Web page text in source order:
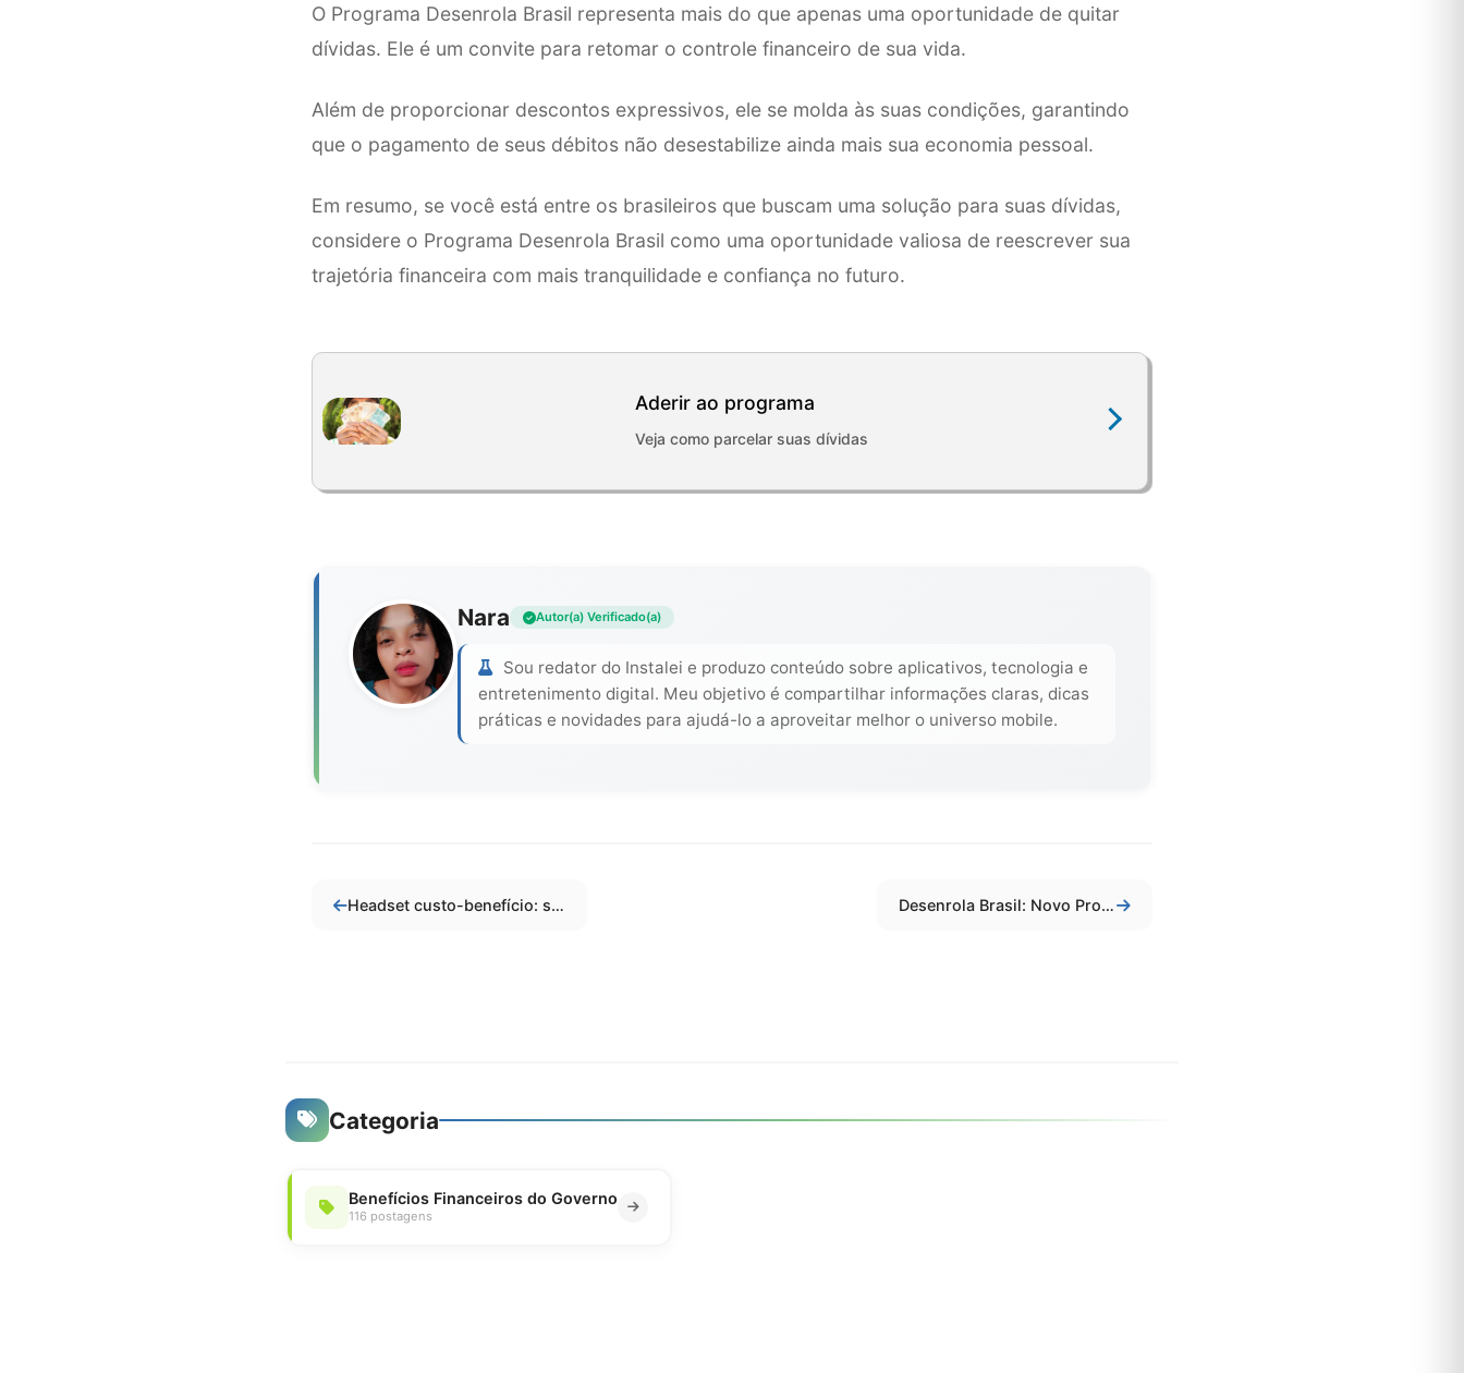
O Programa Desenrola Brasil representa mais do que apenas uma oportunidade de quitar
dívidas. Ele é um convite para retomar o controle financeiro de sua vida.
Além de proporcionar descontos expressivos, ele se molda às suas condições, garantindo
que o pagamento de seus débitos não desestabilize ainda mais sua economia pessoal.
Em resumo, se você está entre os brasileiros que buscam uma solução para suas dívidas,
considere o Programa Desenrola Brasil como uma oportunidade valiosa de reescrever sua
trajetória financeira com mais tranquilidade e confiança no futuro.
Aderir ao programa
Veja como parcelar suas dívidas
Nara Autor(a) Verificado(a)
Sou redator do Instalei e produzo conteúdo sobre aplicativos, tecnologia e
entretenimento digital. Meu objetivo é compartilhar informações claras, dicas
práticas e novidades para ajudá-lo a aproveitar melhor o universo mobile.
Headset custo-benefício: saiba como escolher o melhor Desenrola Brasil: Novo Programa do Governo Federal para Ajudar a se Livrar das Dívidas
Categoria
Benefícios Financeiros do Governo
116 postagens